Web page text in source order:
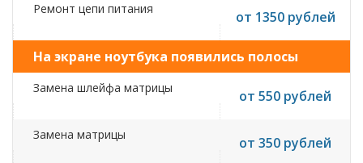
Ремонт цепи питания от 1350 рублей
На экране ноутбука появились полосы
Замена шлейфа матрицы от 550 рублей
Замена матрицы от 350 рублей